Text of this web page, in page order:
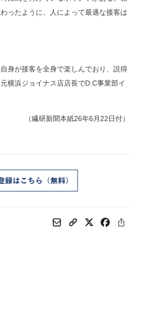
ったように、人によって最適な接客は
身が接客を全身で楽しんでおり、説得
横浜ジョイナス店店長でD.C事業部イ
（繊研新聞本紙26年6月22日付）